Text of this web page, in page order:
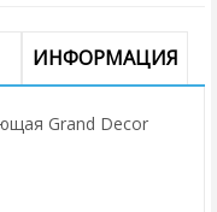
ИНФОРМАЦИЯ
Grand Decor